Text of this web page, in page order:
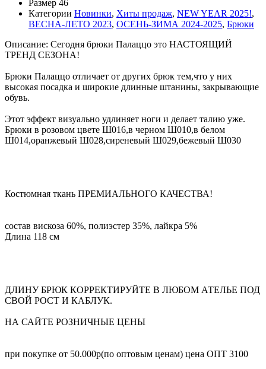
Размер 46
Категории Новинки, Хиты продаж, NEW YEAR 2025!,
ВЕСНА-ЛЕТО 2023, ОСЕНЬ-ЗИМА 2024-2025, Брюки
Описание: Сегодня брюки Палаццо это НАСТОЯЩИЙ
ТРЕНД СЕЗОНА!
Брюки Палаццо отличает от других брюк тем,что у них
высокая посадка и широкие длинные штанины, закрывающие
обувь.
Этот эффект визуально удлиняет ноги и делает талию уже.
Брюки в розовом цвете Ш016,в черном Ш010,в белом
Ш014,оранжевый Ш028,сиреневый Ш029,бежевый Ш030
Костюмная ткань ПРЕМИАЛЬНОГО КАЧЕСТВА!
состав вискоза 60%, полиэстер 35%, лайкра 5%
Длина 118 см
ДЛИНУ БРЮК КОРРЕКТИРУЙТЕ В ЛЮБОМ АТЕЛЬЕ ПОД
СВОЙ РОСТ И КАБЛУК.
НА САЙТЕ РОЗНИЧНЫЕ ЦЕНЫ
при покупке от 50.000р(по оптовым ценам) цена ОПТ 3100